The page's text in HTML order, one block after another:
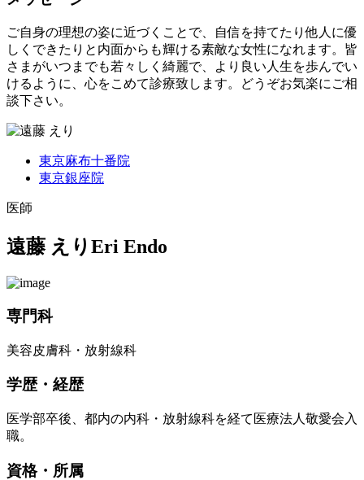
ご自身の理想の姿に近づくことで、自信を持てたり他人に優
しくできたりと内面からも輝ける素敵な女性になれます。皆
さまがいつまでも若々しく綺麗で、より良い人生を歩んでい
けるように、心をこめて診療致します。どうぞお気楽にご相
談下さい。
東京麻布十番院
東京銀座院
医師
遠藤 えり Eri Endo
専門科
美容皮膚科・放射線科
学歴・経歴
医学部卒後、都内の内科・放射線科を経て医療法人敬愛会入
職。
資格・所属